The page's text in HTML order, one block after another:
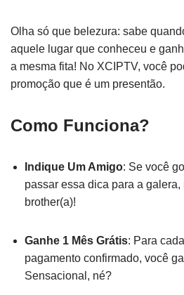
Olha só que belezura: sabe
aquele lugar que conheceu e
a mesma fita! No XCIPTV, você
promoção que é um presentão.
Como Funciona?
Indique Um Amigo: Se você
passar essa dica para a
brother(a)!
Ganhe 1 Mês Grátis: Para
pagamento confirmado, você
Sensacional, né?